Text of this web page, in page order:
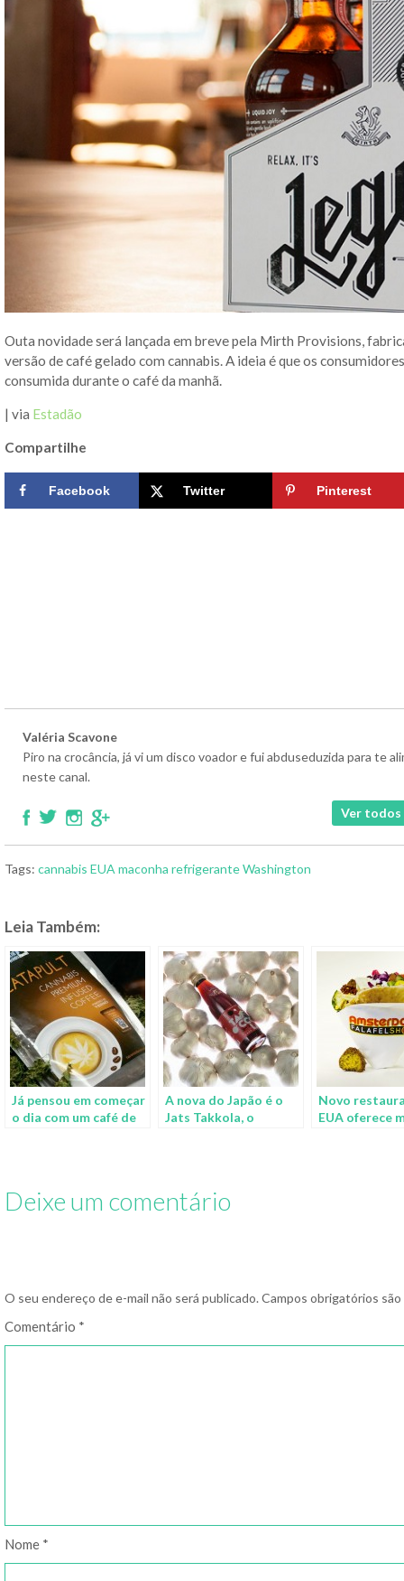
Outa novidade será lançada em breve pela Mirth Provisions,
versão de café gelado com cannabis. A ideia é que os
consumida durante o café da manhã.
| via Estadão
Compartilhe
Facebook Twitter Pinterest
Valéria Scavone
Piro na crocância, já vi um disco voador e fui abduseduzida para te
neste canal.
Ver todos
Tags: cannabis EUA maconha refrigeranteWashington
Leia Também:
Já pensou em começar
o dia com um café de
A nova do Japão é o
Jats Takkola, o
Novo
EUA oferece
Deixe um comentário
O seu endereço de e-mail não será publicado. Campos obrigatórios
Comentário *
Nome *